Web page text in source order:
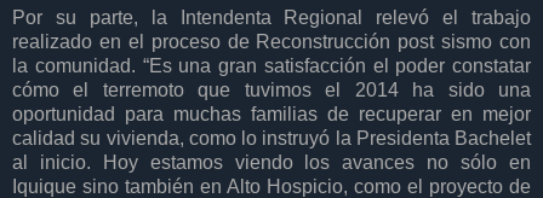
Por su parte, la Intendenta Regional relevó el trabajo
realizado en el proceso de Reconstrucción post sismo con
la comunidad. “Es una gran satisfacción el poder constatar
cómo el terremoto que tuvimos el 2014 ha sido una
oportunidad para muchas familias de recuperar en mejor
calidad su vivienda, como lo instruyó la Presidenta Bachelet
al inicio. Hoy estamos viendo los avances no sólo en
Iquique sino también en Alto Hospicio, como el proyecto de